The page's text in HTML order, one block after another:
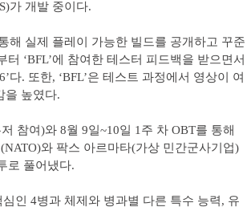
가 개발 중이다.
해 실제 플레이 가능한 빌드를 공개하고 꾸준
‘BFL’에 참여한 테스터 피드백을 받으면서
다. 또한, ‘BFL’은 테스트 과정에서 영상이 여
을 높였다.
참여)와 8월 9일~10일 1주 차 OBT를 통해
와 팍스 아르마타(가상 민간군사기업)
로 풀어냈다.
인 4병과 체제와 병과별 다른 특수 능력, 유